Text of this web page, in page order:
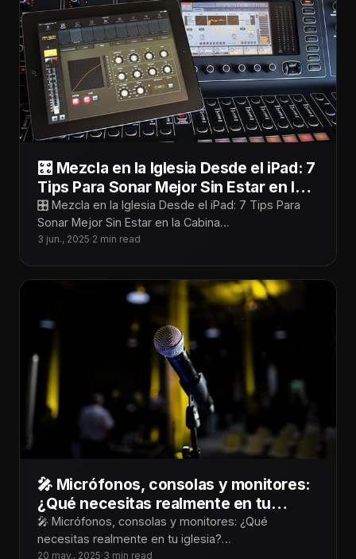
🎛️ Mezcla en la Iglesia Desde el iPad: 7
Tips Para Sonar Mejor Sin Estar en la
Cabina
🎛️ Mezcla en la Iglesia Desde el iPad: 7 Tips Para
Sonar Mejor Sin Estar en la Cabina
¡Tecnoiglesiólogos! Mezclar desde
3 jun., 2025·2 min read
🎤 Micrófonos, consolas y monitores:
¿Qué necesitas realmente en tu
iglesia?
🎤 Micrófonos, consolas y monitores: ¿Qué
necesitas realmente en tu iglesia?
¡Tecnoiglesiólogos! Cuando hablamos de audio para
20 may., 2025·3 min read